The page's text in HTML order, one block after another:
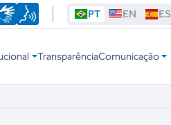
PT EN ES
TransparênciaComunicação